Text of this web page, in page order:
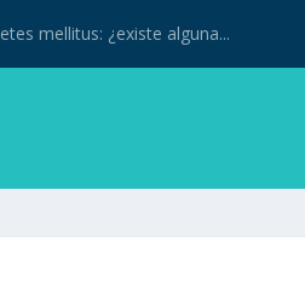
mellitus: ¿existe alguna...